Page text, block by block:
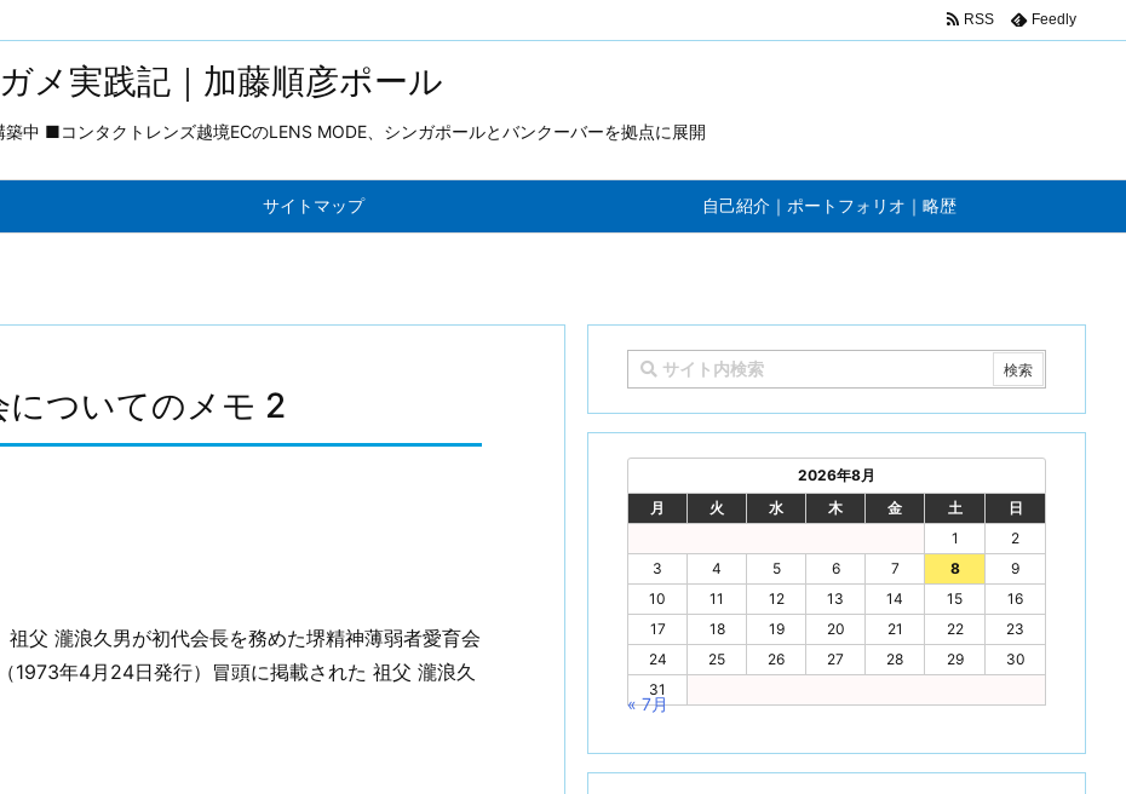
メ実践記｜加藤順彦ポール
中 ■コンタクトレンズ越境ECのLENS MODE、シンガポールとバンクーバーを拠点に展開
サイトマップ 自己紹介｜ポートフォリオ｜略歴
RSS Feedly
についてのメモ 2
父 瀧浪久男が初代会長を務めた堺精神薄弱者愛育会
1973年4月24日発行）冒頭に掲載された 祖父 瀧浪久
2026年8月
月
火 水 木 金 土
日
1
2
3
4 5 6 7 8
9
10
11 12 13 14 15
16
17
18 19 20 21 22
23
24
25 26 27 28 29
30
31
« 7月